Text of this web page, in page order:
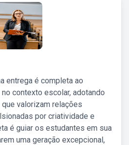
entrega é completa ao
contexto escolar, adotando
valorizam relações
por criatividade e
é guiar os estudantes em sua
uma geração excepcional,